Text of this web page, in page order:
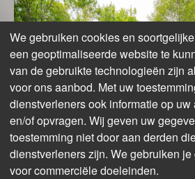
We gebruiken cookies en
een geoptimaliseerde website te
van de gebruikte technologieën zijn
voor ons aanbod. Met uw
dienstverleners ook informatie op
en/of opvragen. Wij geven uw
toestemming niet door aan derden
dienstverleners zijn. We gebruiken
voor commerciële doeleinden.